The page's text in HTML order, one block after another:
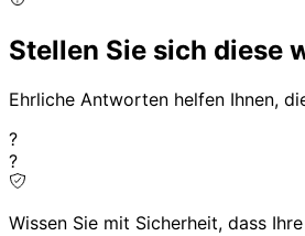
Stellen Sie sich diese
Ehrliche Antworten helfen Ihnen,
?
?
Wissen Sie mit Sicherheit, dass